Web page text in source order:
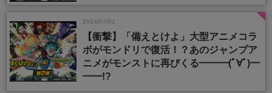
2024/07/01
【衝撃】「備えとけよ」大型アニメコラ
ボがモンドリで復活！？あのジャンプア
ニメがモンストに再びくる━━━(ﾟ∀ﾟ)━
━━!?